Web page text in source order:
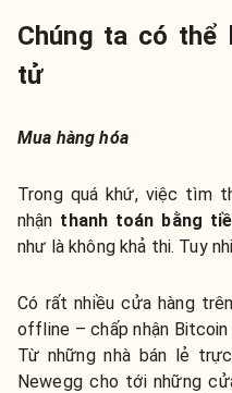
Chúng ta có
tử
Mua hàng hóa
Trong quá khứ, việc tìm
nhận thanh toán bằng
như là không khả thi. Tuy
Có rất nhiều cửa hàng
offline – chấp nhận
Từ những nhà bán lẻ
Newegg cho tới những